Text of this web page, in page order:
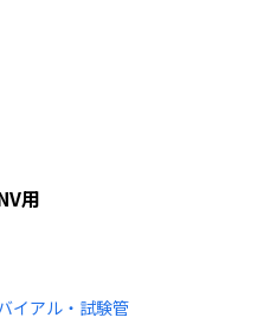
用
イアル・試験管